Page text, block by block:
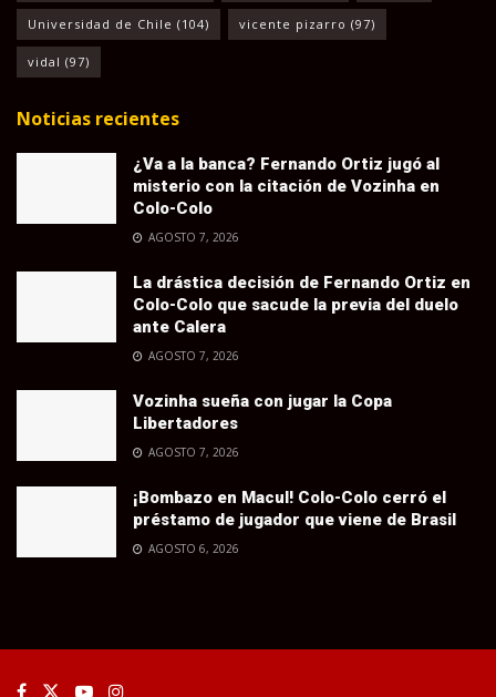
Universidad de Chile (104) vicente pizarro (97)
vidal (97)
Noticias recientes
¿Va a la banca? Fernando Ortiz jugó al
misterio con la citación de Vozinha en
Colo-Colo
AGOSTO 7, 2026
La drástica decisión de Fernando Ortiz en
Colo-Colo que sacude la previa del duelo
ante Calera
AGOSTO 7, 2026
Vozinha sueña con jugar la Copa
Libertadores
AGOSTO 7, 2026
¡Bombazo en Macul! Colo-Colo cerró el
préstamo de jugador que viene de Brasil
AGOSTO 6, 2026